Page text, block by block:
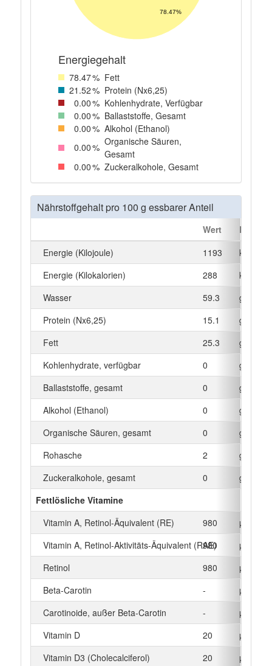
78.47%
Energiegehalt
78.47% Fett
21 .52% Protein (Nx6,25)
0.00% Kohlenhydrate, Verfügbar
0.00% Ballaststoffe, Gesamt
0.00% Alkohol (Ethanol)
0.00% Organische Säuren,
Gesamt
0.00% Zuckeralkohole, Gesamt
Nährstoffgehalt pro 100 g essbarer Anteil
Wert
Einheit
Energie (Kilojoule)
1193
kJ
Energie (Kilokalorien)
288
kcal
Wasser
59.3
g
Protein (Nx6,25)
15.1
g
Fett
25.3
g
Kohlenhydrate, verfügbar
0
g
Ballaststoffe, gesamt
0
g
Alkohol (Ethanol)
0
g
Organische Säuren, gesamt
0
g
Rohasche
2
g
Zuckeralkohole, gesamt
0
g
Fettlösliche Vitamine
Vitamin A, Retinol-Äquivalent (RE)
980
µg
Vitamin A, Retinol-Aktivitäts-Äquivalent (RAE)
980
µg
Retinol
980
µg
Beta‑Carotin
-
µg
Carotinoide, außer Beta-Carotin
-
µg
Vitamin D
20
µg
Vitamin D3 (Cholecalciferol)
20
µg